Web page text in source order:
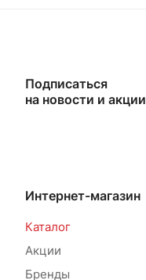
Подписаться
на новости и акции
Интернет-магазин
Каталог
Акции
Бренды